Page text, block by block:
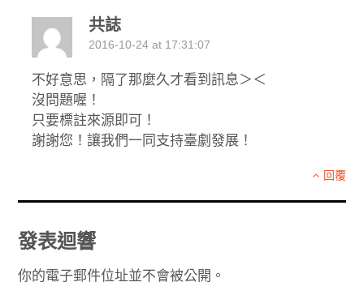
共誌
2016-10-24 at 17:31:07
不好意思，隔了那麼久才看到訊息＞＜
沒問題喔！
只要標註來源即可！
謝謝您！讓我們一同支持臺劇發展！
回覆
發表迴響
你的電子郵件位址並不會被公開。